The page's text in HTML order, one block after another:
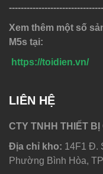
Xem thêm một số
M5s tại:
https://toidien.vn/
LIÊN HỆ
CTY TNHH THIẾT BỊ
Địa chỉ kho: 14F1 Đ.
Phường Bình Hòa,